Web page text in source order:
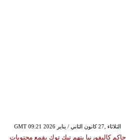
GMT 09:21 2026 الثلاثاء ,27 كانون الثاني / يناير
حاكم كاليفورنيا يتهم تيك توك بقمع محتويات